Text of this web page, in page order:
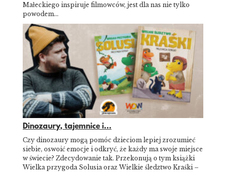
Małeckiego inspiruje filmowców, jest dla nas nie tylko
powodem…
Dinozaury, tajemnice i...
Czy dinozaury mogą pomóc dzieciom lepiej zrozumieć
siebie, oswoić emocje i odkryć, że każdy ma swoje miejsce
w świecie? Zdecydowanie tak. Przekonują o tym książki
Wielka przygoda Solusia oraz Wielkie śledztwo Kraśki –